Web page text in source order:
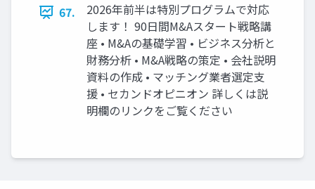
67.
2026年前半は特別プログラムで対応
します！ 90日間M&Aスタート戦略講
座 • M&Aの基礎学習 • ビジネス分析と
財務分析 • M&A戦略の策定 • 会社説明
資料の作成 • マッチング業者選定支
援 • セカンドオピニオン 詳しくは説
明欄のリンクをご覧ください